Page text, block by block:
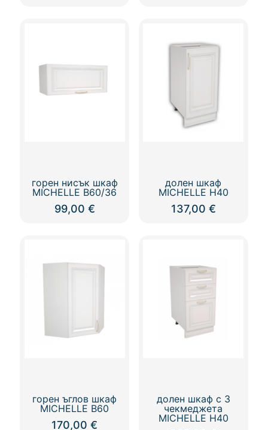
горен нисък шкаф
MICHELLE В60/36
99,00 €
долен шкаф
MICHELLE Н40
137,00 €
горен ъглов шкаф
MICHELLE В60
170,00€
долен шкаф с 3
чекмеджета
MICHELLE Н40